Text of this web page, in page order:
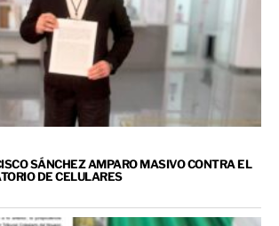
SÁNCHEZ AMPARO MASIVO CONTRA EL
DE CELULARES